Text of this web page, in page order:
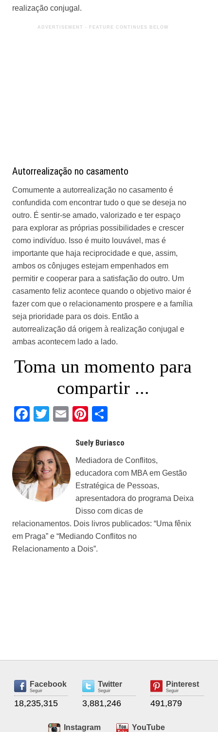
realização conjugal.
Autorrealização no casamento
Comumente a autorrealização no casamento é
confundida com encontrar tudo o que se deseja no
outro. É sentir-se amado, valorizado e ter espaço
para explorar as próprias possibilidades e crescer
como indivíduo. Isso é muito louvável, mas é
importante que haja reciprocidade e que, assim,
ambos os cônjuges estejam empenhados em
permitir e cooperar para a satisfação do outro. Um
casamento feliz acontece quando o objetivo maior é
fazer com que o relacionamento prospere e a família
seja prioridade para os dois. Então a
autorrealização dá origem à realização conjugal e
ambas acontecem lado a lado.
Toma un momento para
compartir ...
Facebook
Twitter
EmailPinterest
Suely Buriasco
Mediadora de Conflitos,
educadora com MBA em Gestão
Estratégica de Pessoas,
apresentadora do programa Deixa
Disso com dicas de
relacionamentos. Dois livros publicados: “Uma fênix
em Praga” e “Mediando Conflitos no
Relacionamento a Dois”.
Facebook
Seguir
18,235,315
Twitter
Seguir
3,881,246
Pinterest
Seguir
491,879
Instagram YouTube